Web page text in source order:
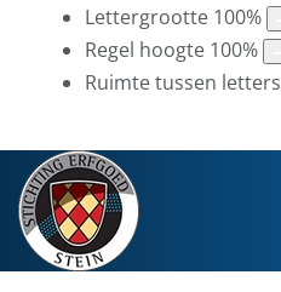
Lettergrootte 100%
Regel hoogte 100%
Ruimte tussen letters